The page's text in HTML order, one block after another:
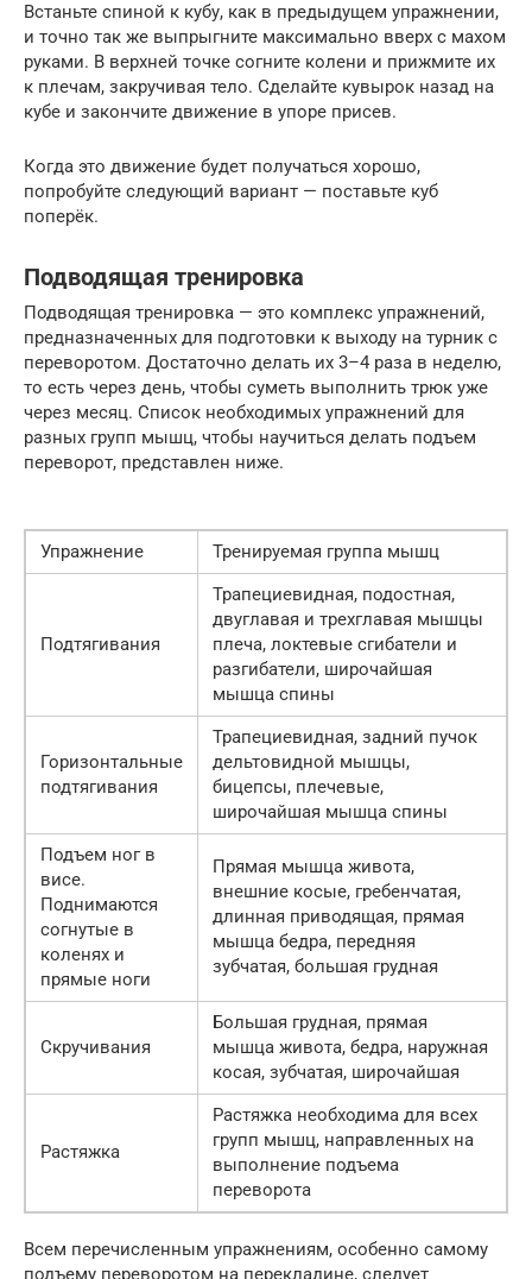
Встаньте спиной к кубу, как в предыдущем упражнении,
и точно так же выпрыгните максимально вверх с махом
руками. В верхней точке согните колени и прижмите их
к плечам, закручивая тело. Сделайте кувырок назад на
кубе и закончите движение в упоре присев.
Когда это движение будет получаться хорошо,
попробуйте следующий вариант — поставьте куб
поперёк.
Подводящая тренировка
Подводящая тренировка — это комплекс упражнений,
предназначенных для подготовки к выходу на турник с
переворотом. Достаточно делать их 3–4 раза в неделю,
то есть через день, чтобы суметь выполнить трюк уже
через месяц. Список необходимых упражнений для
разных групп мышц, чтобы научиться делать подъем
переворот, представлен ниже.
Упражнение Тренируемая группа мышц
Подтягивания
Трапециевидная, подостная,
двуглавая и трехглавая мышцы
плеча, локтевые сгибатели и
разгибатели, широчайшая
мышца спины
Горизонтальные
подтягивания
Трапециевидная, задний пучок
дельтовидной мышцы,
бицепсы, плечевые,
широчайшая мышца спины
Подъем ног в
висе.
Поднимаются
согнутые в
коленях и
прямые ноги
Прямая мышца живота,
внешние косые, гребенчатая,
длинная приводящая, прямая
мышца бедра, передняя
зубчатая, большая грудная
Скручивания
Большая грудная, прямая
мышца живота, бедра, наружная
косая, зубчатая, широчайшая
Растяжка
Растяжка необходима для всех
групп мышц, направленных на
выполнение подъема
переворота
Всем перечисленным упражнениям, особенно самому
подъему переворотом на перекладине, следует